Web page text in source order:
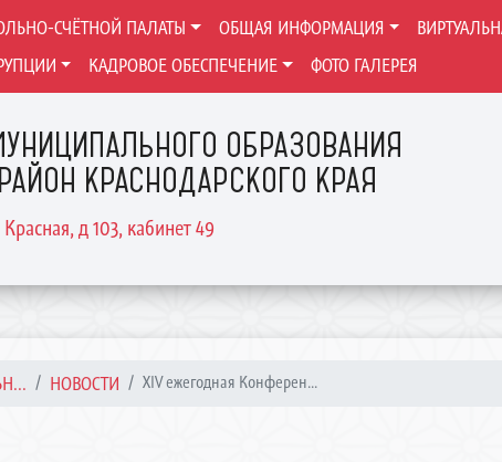
ОБРАЗОВАНИЯ
КРАСНОДАРСКОГО КРАЯ
д 103, кабинет 49
СЧЁТНОЙ ПАЛАТЫ ОБЩАЯ ИНФОРМАЦИЯ
КАДРОВОЕ ОБЕСПЕЧЕНИЕ ФОТО ГАЛЕРЕЯ
НОВОСТИ XIV ежегодная Конферен...